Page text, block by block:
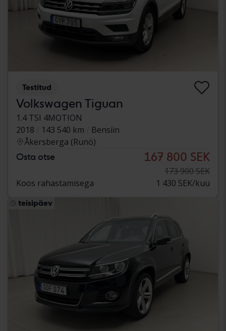
Testitud
Volkswagen Tiguan
1.4 TSI 4MOTION
2018
143 540 km
Bensiin
Åkersberga (Runö)
Osta otse 167 800 SEK
173 900 SEK
Koos rahastamisega
1 430 SEK/kuu
teisipäev